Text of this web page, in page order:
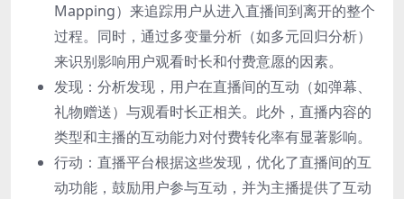
Mapping）来追踪用户从进入直播间到离开的整个
过程。同时，通过多变量分析（如多元回归分析）
来识别影响用户观看时长和付费意愿的因素。
发现：分析发现，用户在直播间的互动（如弹幕、
礼物赠送）与观看时长正相关。此外，直播内容的
类型和主播的互动能力对付费转化率有显著影响。
行动：直播平台根据这些发现，优化了直播间的互
动功能，鼓励用户参与互动，并为主播提供了互动